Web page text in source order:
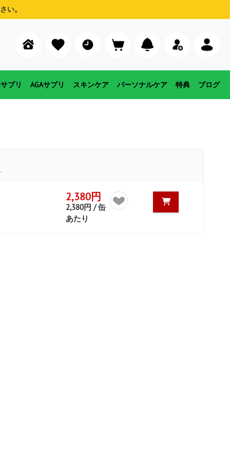
い。
プリ AGAサプリ スキンケア パーソナルケア 特典 ブログ
2,380円
2,380円 / 缶
あたり